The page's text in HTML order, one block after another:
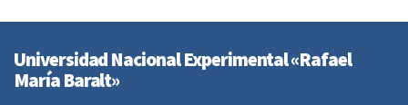
Universidad Nacional Experimental «Rafael
María Baralt»